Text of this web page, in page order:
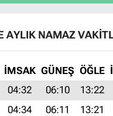
AYLIK NAMAZ
İMSAK GÜNEŞ ÖĞLE
04:32 06:10 13:22
04:34 06:11 13:21